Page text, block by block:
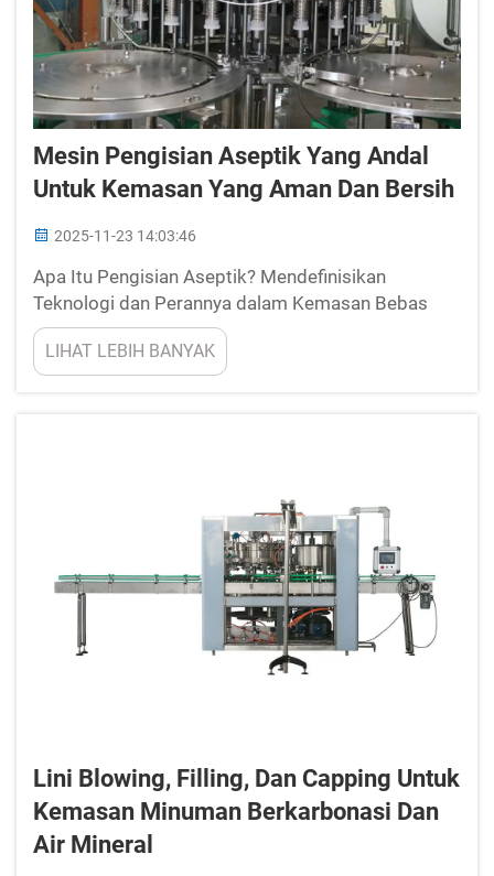
Mesin Pengisian Aseptik Yang Andal
Untuk Kemasan Yang Aman Dan Bersih
2025-11-23 14:03:46
Apa Itu Pengisian Aseptik? Mendefinisikan
Teknologi dan Perannya dalam Kemasan Bebas
Kontaminasi Pengisian aseptik merupakan metode
pengemasan canggih yang menjaga keamanan
produk seperti obat-obatan, susu, dan minuman
LIHAT LEBIH BANYAK
Lini Blowing, Filling, Dan Capping Untuk
Kemasan Minuman Berkarbonasi Dan
Air Mineral